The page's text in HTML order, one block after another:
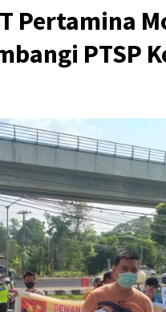
Pertamina
PTSP